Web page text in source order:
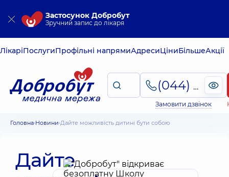
Застосунок Добробут
Зручний запис до лікаря
ЛікаріПослугиПрофільні напрямиАдресиЦіниБільшеАкції
(044) 495-2-888
Замовити дзвінок
Головна Новини Дайте можливість дитині бути собою
Дайте